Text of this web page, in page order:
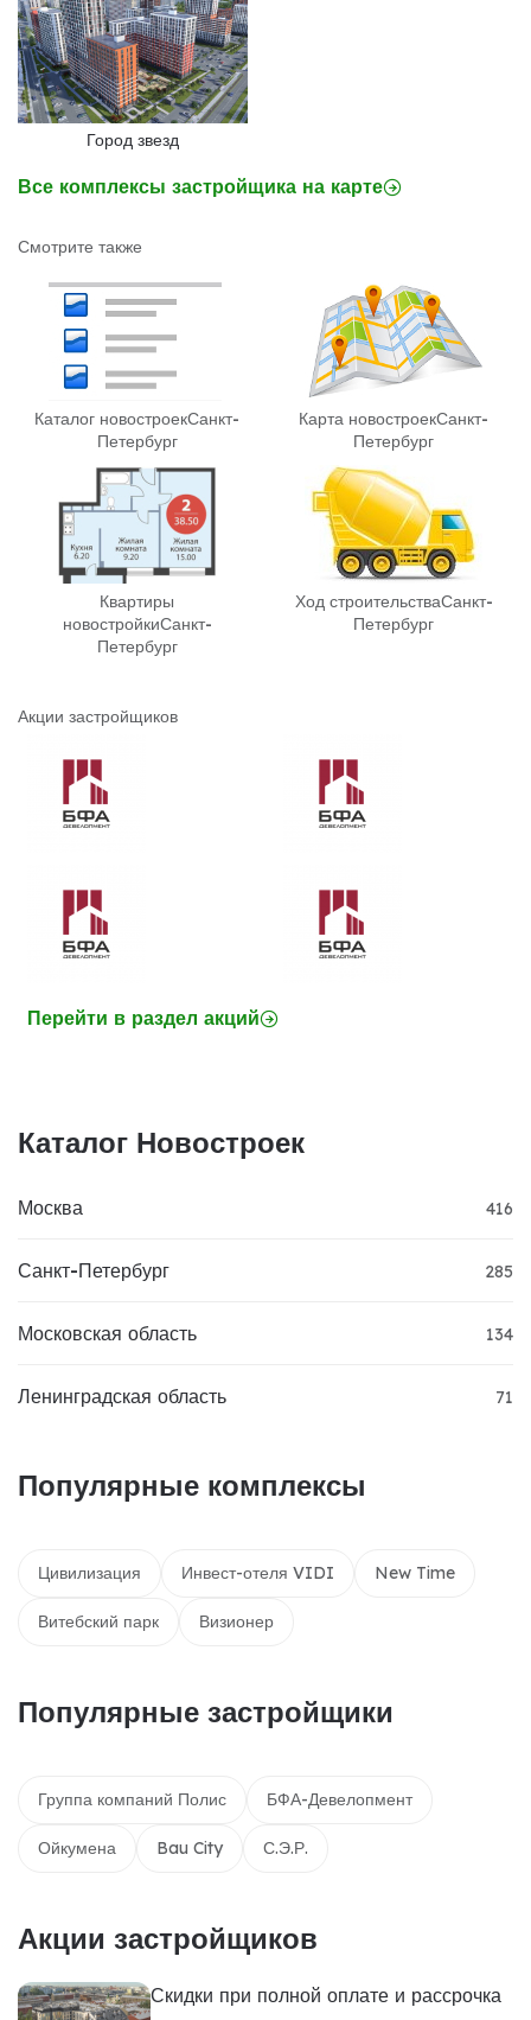
Город звезд
Все комплексы застройщика на карте
Смотрите также
Каталог новостроекСанкт-
Петербург
Карта новостроекСанкт-
Петербург
Квартиры
новостройкиСанкт-
Петербург
Ход строительстваСанкт-
Петербург
Акции застройщиков
Перейти в раздел акций
Каталог Новостроек
Москва 416
Санкт-Петербург 285
Московская область 134
Ленинградская область 71
Популярные комплексы
Цивилизация Инвест-отеля VIDI New Time
Витебский парк Визионер
Популярные застройщики
Группа компаний Полис БФА-Девелопмент
Ойкумена Bau City С.Э.Р.
Акции застройщиков
Скидки при полной оплате и рассрочка